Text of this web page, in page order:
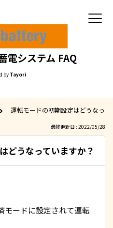
システム FAQ
by Tayori
運転モードの初期設定はどうなって
最終更新日 : 2022/05/28
どうなっていますか？
モードに設定されて運転